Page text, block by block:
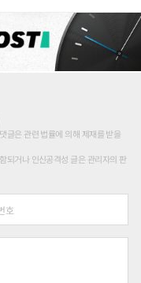
글은 관련 법률에 의해 제재를 받을
되거나 인신공격성 글은 관리자의 판